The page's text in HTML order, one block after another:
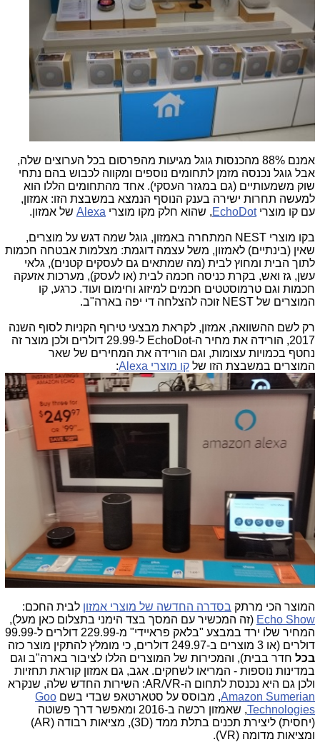
אמנם 88% מהכנסות גוגל מגיעות מהפרסום בכל הערוצים שלה,
אבל גוגל נכנסה מזמן לתחומים נוספים ומקווה לכבוש בהם נתחי
שוק משמעותיים (גם במגזר העסקי). אחד מהתחומים הללו הוא
למעשה תחרות ישירה בענק הנוסף הנמצא במשבצת הזו: אמזון,
עם קו מוצריEchoDot, שהוא חלק מקו מוצרי Alexa של אמזון.
בקו מוצרי NEST המתחרה באמזון, גוגל שמה דגש על מוצרים,
שאין (בינתיים) לאמזון, משל עצמה דוגמת: מצלמות אבטחה חכמות
לתוך הבית ומחוץ לבית (מה שמתאים גם לעסקים קטנים), גלאי
עשן, גז ואש, בקרת כניסה חכמה לבית (או לעסק), מערכות אזעקה
חכמות וגם טרמוסטטים חכמים למיזוג וחימום ועוד. כרגע, קו
המוצרים של NEST זוכה להצלחה די יפה בארה"ב.
רק לשם ההשוואה, אמזון, לקראת מבצעי טירוף הקניות לסוף השנה
2017, הורידה את מחיר ה-EchoDot ל-29.99 דולרים ולכן מוצר זה
נחטף בכמויות עצומות, וגם הורידה את המחירים של שאר
המוצרים במשבצת הזו של קו מוצרי Alexa :
המוצר הכי מרתק בסדרה החדשה של מוצרי אמזון לבית החכם:
Echo Show (זה המכשיר עם המסך בצד הימני בתצלום כאן מעל),
המחיר שלו ירד במבצע "בלאק פראיידי" מ-229.99 דולרים ל-99.99
דולרים (או 3 מוצרים ב-249.97 דולרים, כי מומלץ להתקין מוצר כזה
בכל חדר בבית), והמכירות של המוצרים הללו לציבור בארה"ב וגם
במדינות נוספות - המריאו לשחקים. אגב, גם אמזון קוראת תחזיות
ולכן גם היא נכנסת לתחום ה-AR/VR: השירות החדש שלה, שנקרא
Amazon Sumerian, מבוסס על סטארטאפ שבדי בשם Goo
Technologies
, שאמזון רכשה ב-2016 ומאפשר דרך פשוטה
(יחסית) ליצירת תכנים בתלת ממד (3D), מציאות רבודה (AR)
ומציאות מדומה (VR).